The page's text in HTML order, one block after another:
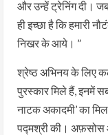
और उन्हें ट्रेनिंग दी।
ही इच्छा है कि हमारी
निखर के आये। ”
श्रेष्ठ अभिनय के लिए
पुरस्कार मिले हैं, इनमें
नाटक अकादमी’ का
पद्मश्री की। अफ़सोस